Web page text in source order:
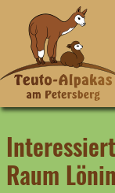
Raum